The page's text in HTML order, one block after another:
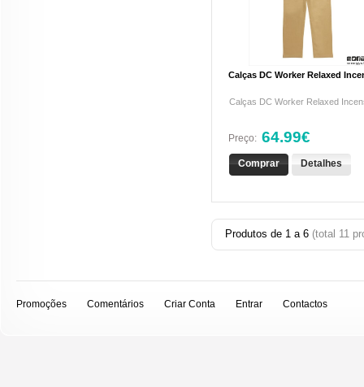
Calças DC Worker Relaxed
Calças DC Worker Relaxed
Preço: 64.99€
Comprar Detalhes
Produtos de 1 a 6 (total 11
Promoções Comentários Criar Conta Entrar Contactos